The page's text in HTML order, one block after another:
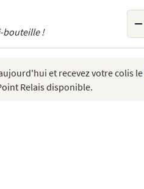
bouteille !
et recevez votre colis le
Relais disponible.